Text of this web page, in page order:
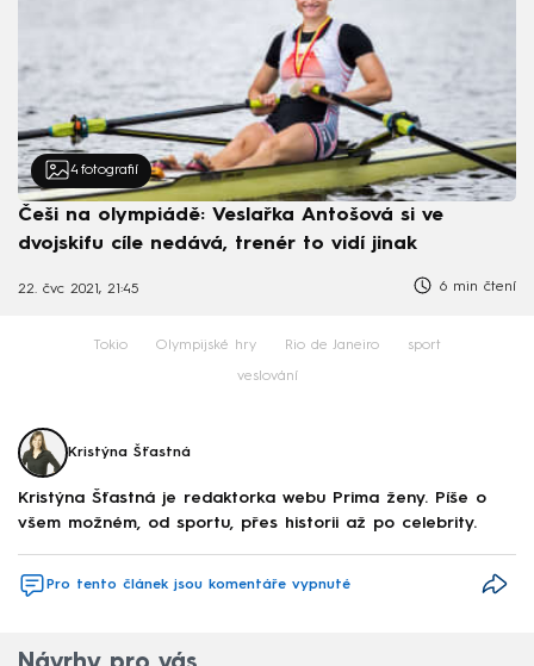
4 fotografií
Češi na olympiádě: Veslařka Antošová si ve
dvojskifu cíle nedává, trenér to vidí jinak
22. čvc 2021, 21:45 6 min čtení
Tokio Olympijské hry Rio de Janeiro sport
veslování
Kristýna Šťastná
Kristýna Šťastná je redaktorka webu Prima ženy. Píše o
všem možném, od sportu, přes historii až po celebrity.
Pro tento článek jsou komentáře vypnuté